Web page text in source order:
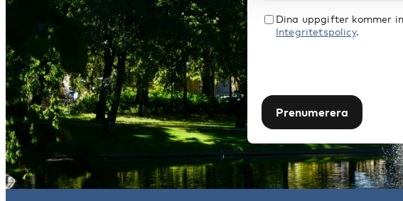
Dina uppgifter kommer
Integritetspolicy.
Prenumerera